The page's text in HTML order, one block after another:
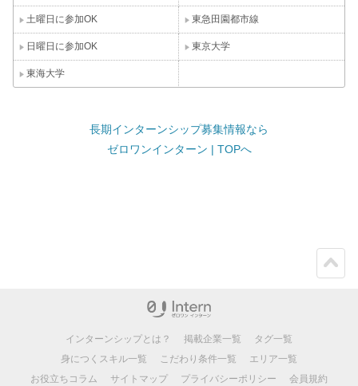
土曜日に参加OK 東急田園都市線
日曜日に参加OK 東京大学
東海大学
長期インターンシップ募集情報なら
ゼロワンインターン | TOPへ
インターンシップとは？ 掲載企業一覧
タグ一覧
身につくスキル一覧
こだわり条件一覧
エリア一覧
お役立ちコラム
サイトマップ プライバシーポリシー 会員規約